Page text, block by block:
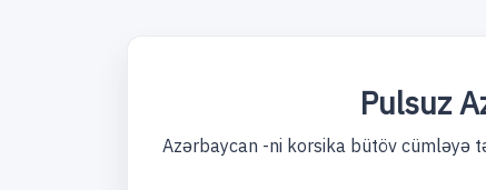
Pulsuz
Azərbaycan -ni korsika bütöv cümləyə